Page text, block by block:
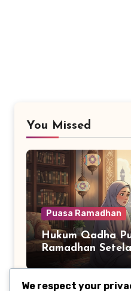
You Missed
Puasa Ramadhan
Hukum Qadha
Ramadhan
Sya’ban:
We respect your